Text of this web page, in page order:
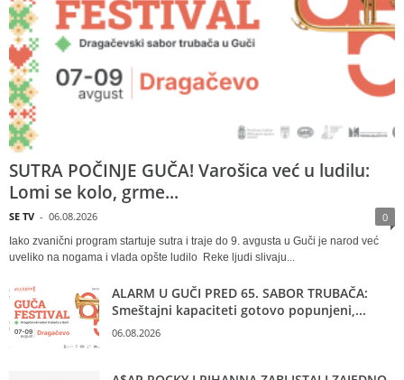
SUTRA POČINJE GUČA! Varošica već u ludilu:
Lomi se kolo, grme...
SE TV - 06.08.2026 0
Iako zvanični program startuje sutra i traje do 9. avgusta u Guči je narod već
uveliko na nogama i vlada opšte ludilo Reke ljudi slivaju...
ALARM U GUČI PRED 65. SABOR TRUBAČA:
Smeštajni kapaciteti gotovo popunjeni,...
06.08.2026